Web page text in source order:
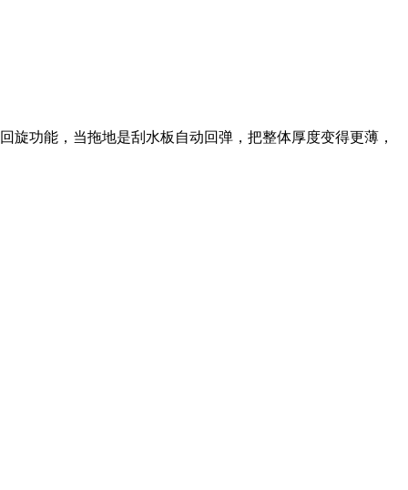
功能，当拖地是刮水板自动回弹，把整体厚度变得更薄，